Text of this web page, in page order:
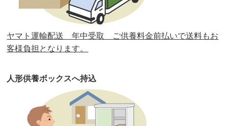
第30回人形供養祭平成30年11月28日(水)
第29回人形供養祭平成30年5月23日(水)
第27回人形供養祭平成29年6月14日(水)
第26回人形供養祭平成28年12月15日(木)
第25回人形供養祭 平成28年6月16日(木)
ヤマト運輸配送 年中受取 ご供養料金前払いで送料もお
客様負担となります。
人形供養ボックスへ持込